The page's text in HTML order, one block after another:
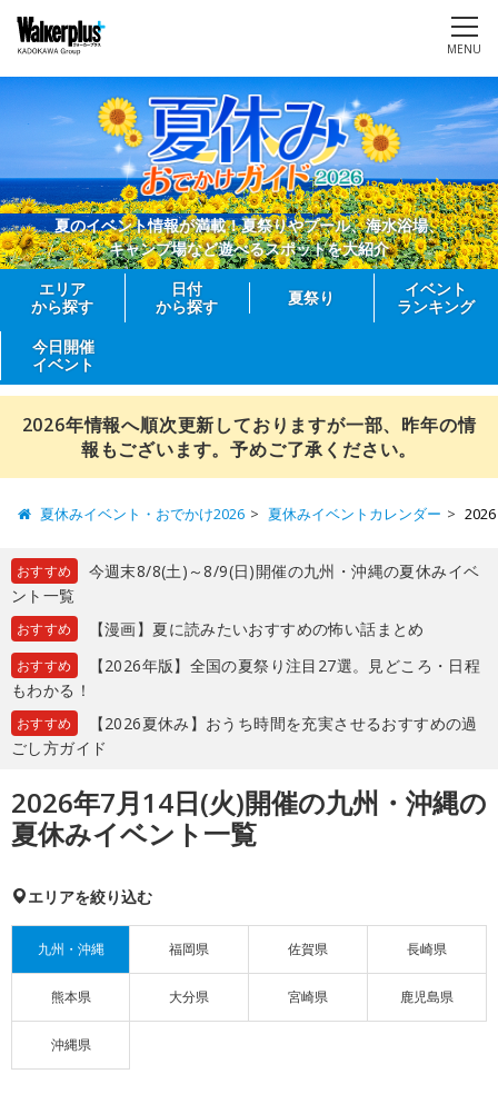
MENU
夏のイベント情報が満載！夏祭りやプール、海水浴場、
キャンプ場など遊べるスポットを大紹介
エリア
から探す
日付
から探す
夏祭り
イベント
ランキング
今日開催
イベント
2026年情報へ順次更新しておりますが一部、昨年の情
報もございます。予めご了承ください。
夏休みイベント・おでかけ2026 夏休みイベントカレンダー
おすすめ
今週末8/8(土)～8/9(日)開催の九州・沖縄の夏休みイベ
ント一覧
おすすめ 【漫画】夏に読みたいおすすめの怖い話まとめ
おすすめ
【2026年版】全国の夏祭り注目27選。見どころ・日程
もわかる！
おすすめ
【2026夏休み】おうち時間を充実させるおすすめの過
ごし方ガイド
2026年7月14日(火)開催の九州・沖縄の
夏休みイベント一覧
エリアを絞り込む
九州・沖縄 福岡県 佐賀県 長崎県
熊本県 大分県 宮崎県 鹿児島県
沖縄県